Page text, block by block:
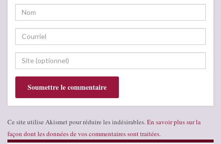
Ce site utilise Akismet pour réduire les indésirables. En savoir plus sur la
façon dont les données de vos commentaires sont traitées.